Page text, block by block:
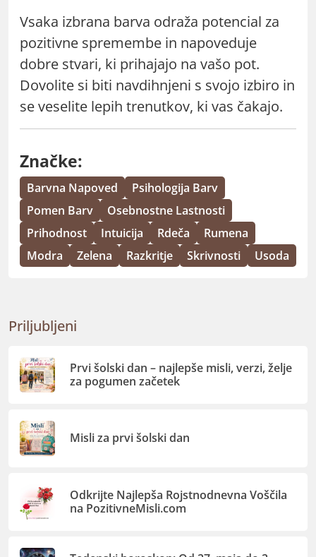
Vsaka izbrana barva odraža potencial za
pozitivne spremembe in napoveduje
dobre stvari, ki prihajajo na vašo pot.
Dovolite si biti navdihnjeni s svojo izbiro in
se veselite lepih trenutkov, ki vas čakajo.
Značke:
Barvna Napoved
Psihologija Barv
Pomen Barv
Osebnostne Lastnosti
Prihodnost
Intuicija Rdeča
Rumena
Modra
Zelena Razkritje Skrivnosti Usoda
Priljubljeni
Prvi šolski dan – najlepše misli, verzi, želje
za pogumen začetek
Misli za prvi šolski dan
Odkrijte Najlepša Rojstnodnevna Voščila
na PozitivneMisli.com